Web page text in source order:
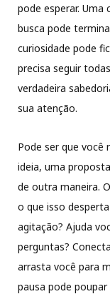
pode esperar.
busca pode
curiosidade pode
precisa seguir
verdadeira
sua atenção.
Pode ser que você
ideia, uma
de outra maneira.
o que isso
agitação? Ajuda
perguntas?
arrasta você para
pausa pode